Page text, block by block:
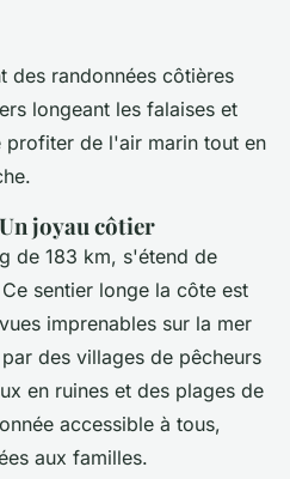
des randonnées côtières
longeant les falaises et
profiter de l'air marin tout en
joyau côtier
de 183 km, s'étend de
sentier longe la côte est
imprenables sur la mer
des villages de pêcheurs
en ruines et des plages de
accessible à tous,
aux familles.